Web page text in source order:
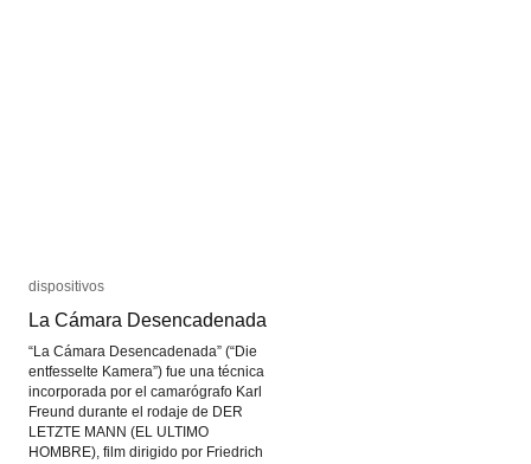
dispositivos
La Cámara Desencadenada
“La Cámara Desencadenada” (“Die
entfesselte Kamera”) fue una técnica
incorporada por el camarógrafo Karl
Freund durante el rodaje de DER
LETZTE MANN (EL ULTIMO
HOMBRE), film dirigido por Friedrich
dispositivos
La Cámara Desencadenada